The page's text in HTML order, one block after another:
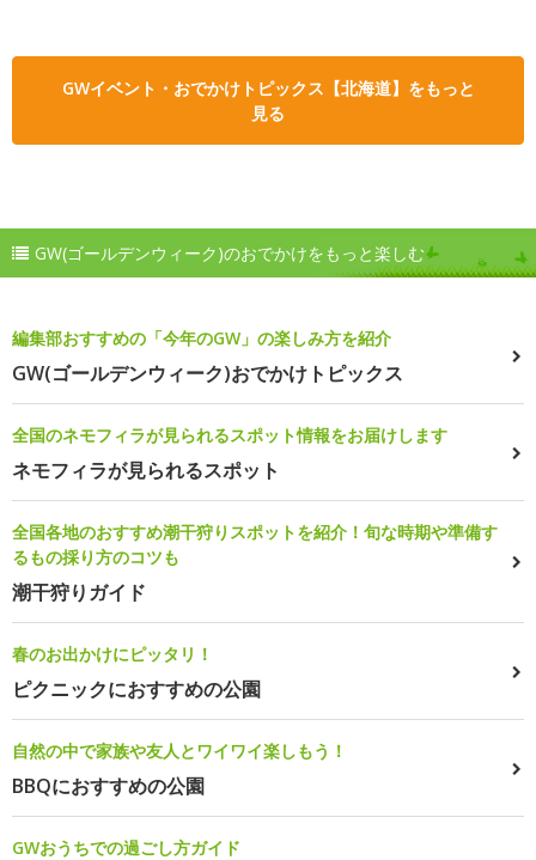
GWイベント・おでかけトピックス【北海道】をもっと
見る
GW(ゴールデンウィーク)のおでかけをもっと楽しむ
編集部おすすめの「今年のGW」の楽しみ方を紹介
GW(ゴールデンウィーク)おでかけトピックス
全国のネモフィラが見られるスポット情報をお届けします
ネモフィラが見られるスポット
全国各地のおすすめ潮干狩りスポットを紹介！旬な時期や準備す
るもの採り方のコツも
潮干狩りガイド
春のお出かけにピッタリ！
ピクニックにおすすめの公園
自然の中で家族や友人とワイワイ楽しもう！
BBQにおすすめの公園
GWおうちでの過ごし方ガイド